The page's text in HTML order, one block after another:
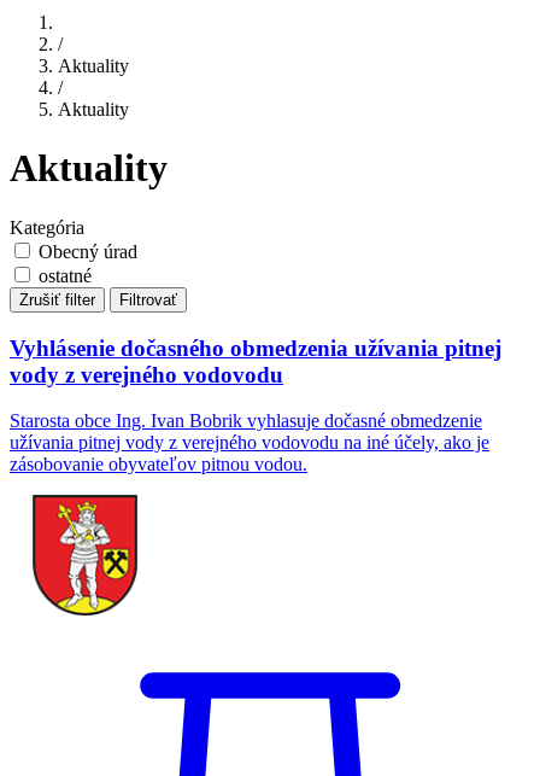
/
Aktuality
/
Aktuality
Aktuality
Kategória
Obecný úrad
ostatné
Zrušiť filter Filtrovať
Vyhlásenie dočasného obmedzenia užívania pitnej
vody z verejného vodovodu
Starosta obce Ing. Ivan Bobrik vyhlasuje dočasné obmedzenie
užívania pitnej vody z verejného vodovodu na iné účely, ako je
zásobovanie obyvateľov pitnou vodou.